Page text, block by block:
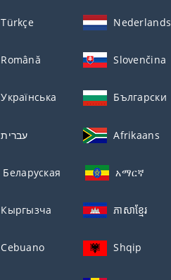
Türkçe Nederlands
Română Slovenčina
Українська Български
עברית Afrikaans
Беларуская አማርኛ
Кыргызча ភាសាខ្មែរ
Cebuano Shqip